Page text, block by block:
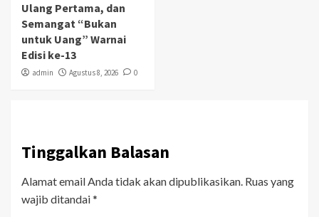
Ulang Pertama, dan
Semangat “Bukan
untuk Uang” Warnai
Edisi ke-13
admin Agustus 8, 2026 0
Tinggalkan Balasan
Alamat email Anda tidak akan dipublikasikan. Ruas yang
wajib ditandai*